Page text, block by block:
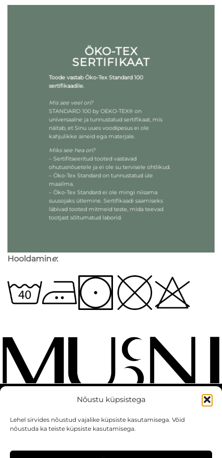
Nõustu küpsistega
Lehel sirvides nõustud vajalike küpsiste kasutamisega. Võid
nõustuda ka teiste küpsiste kasutamisega.
ÖKO-TEX
SERTIFIKAAT
Toode vastab Öko-Tex Standard 100
sertifikaadile.
Mis see veel on?
STANDARD 100 by OEKO-TEX® on
universaalne ja tunnustatud sertifikaat, mis
näitab, et Sinu uues voodipesus ei ole
kahjulikke aineid ega materjale.
Miks see hea on?
– Sertifitseeritud tooted vastavad
ohutusnõuetele ja ei ole su tervisele ohtlikud.
– Öko-Tex Standard on tunnustatud üle
maailma.
– Öko-Tex Standard ei ole mingi niisama
suusojaks ütlemine. Sertifikaadi saamiseks
läbivad tooted mitmeid teste, mida teevad
tootjast sõltumatud laborid.
Hooldamine:
MÜÜGITINGIMUSED